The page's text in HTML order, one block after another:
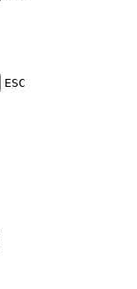
ESC